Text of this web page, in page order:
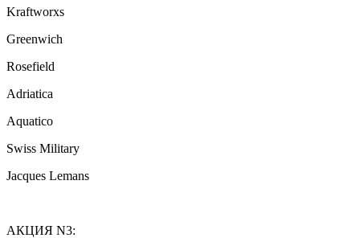
Kraftworxs
Greenwich
Rosefield
Adriatica
Aquatico
Swiss Military
Jacques Lemans
АКЦИЯ N3: